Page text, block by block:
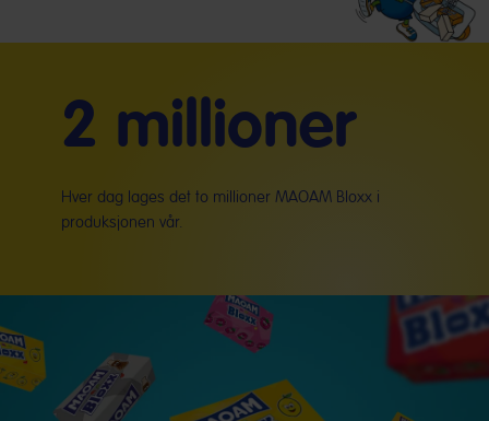
2 millioner
Hver dag lages det to millioner MAOAM Bloxx i
produksjonen vår.